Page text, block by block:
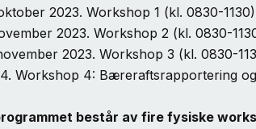
2023. Workshop 1 (kl. 0830-
2023. Workshop 2 (kl. 0830-
2023. Workshop 3 (kl. 0830-
Workshop 4: Bæreraftsrapportering
består av fire fysiske